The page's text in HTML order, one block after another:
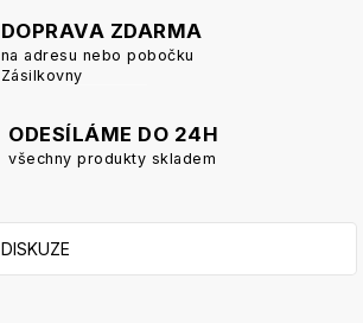
DOPRAVA ZDARMA
na adresu nebo pobočku
Zásilkovny
ODESÍLÁME DO 24H
všechny produkty skladem
DISKUZE